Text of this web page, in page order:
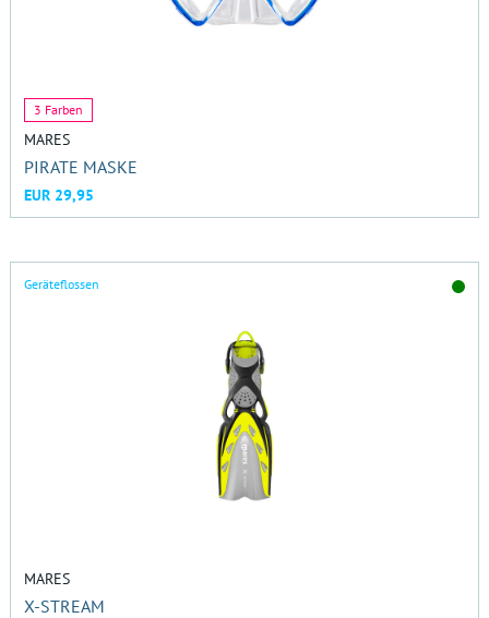
MARES
PIRATE MASKE
EUR 29,95
3 Farben
Geräteflossen
MARES
X-STREAM